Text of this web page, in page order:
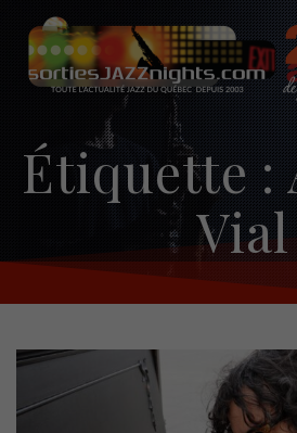
Skip
to
content
Étiquette :
Vial